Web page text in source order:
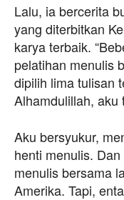
Lalu, ia bercerita
yang diterbitkan
karya terbaik.
pelatihan menulis
dipilih lima tulisan
Alhamdulillah, aku
Aku bersyukur,
henti menulis.
menulis bersama
Amerika. Tapi,